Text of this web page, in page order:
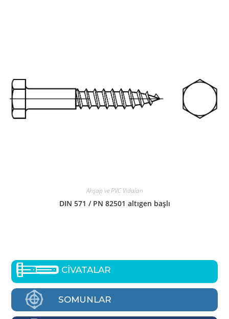
Ahşap ve PVC Vidaları
DIN 571 / PN 82501 altıgen başlı
CİVATALAR
SOMUNLAR